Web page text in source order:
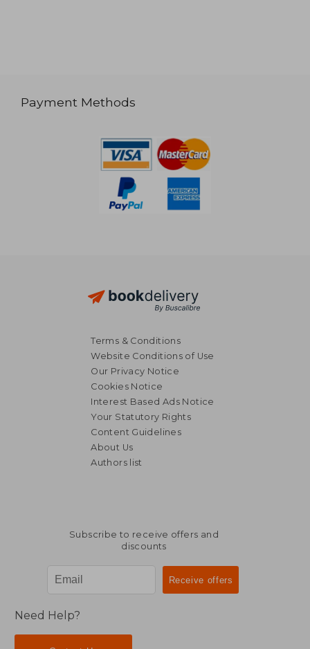
Payment Methods
Terms & Conditions
Website Conditions of Use
Our Privacy Notice
Cookies Notice
Interest Based Ads Notice
Your Statutory Rights
Content Guidelines
About Us
Authors list
Subscribe to receive offers and
discounts
Need Help?